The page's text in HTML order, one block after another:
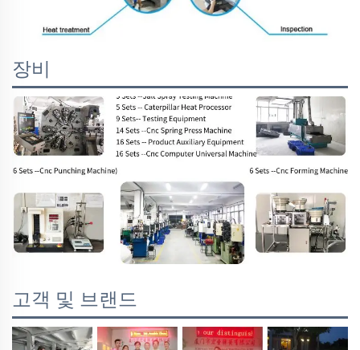
장비
고객 및 브랜드